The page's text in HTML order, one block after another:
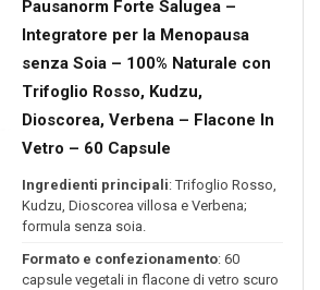
Pausanorm Forte Salugea –
Integratore per la Menopausa
senza Soia – 100% Naturale con
Trifoglio Rosso, Kudzu,
Dioscorea, Verbena – Flacone In
Vetro – 60 Capsule
Ingredienti principali: Trifoglio Rosso,
Kudzu, Dioscorea villosa e Verbena;
formula senza soia.
Formato e confezionamento: 60
capsule vegetali in flacone di vetro scuro